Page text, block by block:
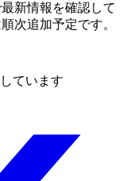
新情報を確認して
次追加予定です。
ています